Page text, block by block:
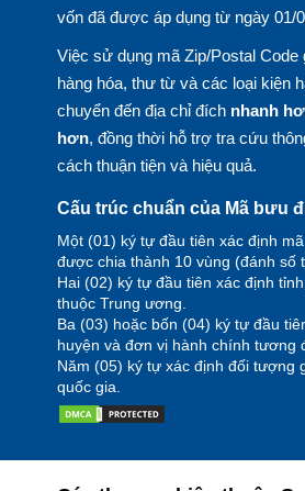
vốn đã được áp dụng từ ngày 01/
Việc sử dụng mã Zip/Postal Code
hàng hóa, thư từ và các loại kiện
chuyển đến địa chỉ đích nhanh
hơn, đồng thời hỗ trợ tra cứu
cách thuận tiện và hiệu quả.
Cấu trúc chuẩn của Mã bưu
Một (01) ký tự đầu tiên xác định
được chia thành 10 vùng (đánh số
Hai (02) ký tự đầu tiên xác định
thuộc Trung ương.
Ba (03) hoặc bốn (04) ký tự đầu
huyện và đơn vị hành chính tương
Năm (05) ký tự xác định đối tượng
quốc gia.